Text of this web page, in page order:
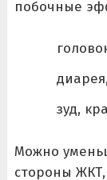
побочные
зуд,
Можно
стороны